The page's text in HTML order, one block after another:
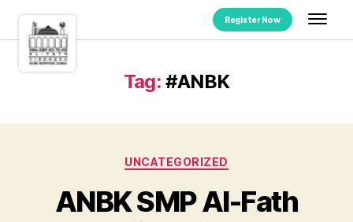
Register Now
Tag: #ANBK
UNCATEGORIZED
ANBK SMP Al-Fath